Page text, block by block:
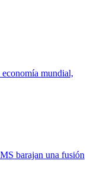
mundial,
barajan una fusión